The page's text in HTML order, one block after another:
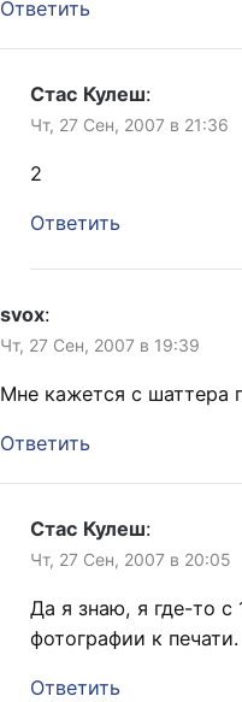
Ответить
Стас Кулеш:
Чт, 27 Сен, 2007 в 21:36
2
Ответить
svox:
Чт, 27 Сен, 2007 в 19:39
Мне кажется с шаттера
Ответить
Стас Кулеш:
Чт, 27 Сен, 2007 в 20:05
Да я знаю, я где-то с
фотографии к печати.
Ответить